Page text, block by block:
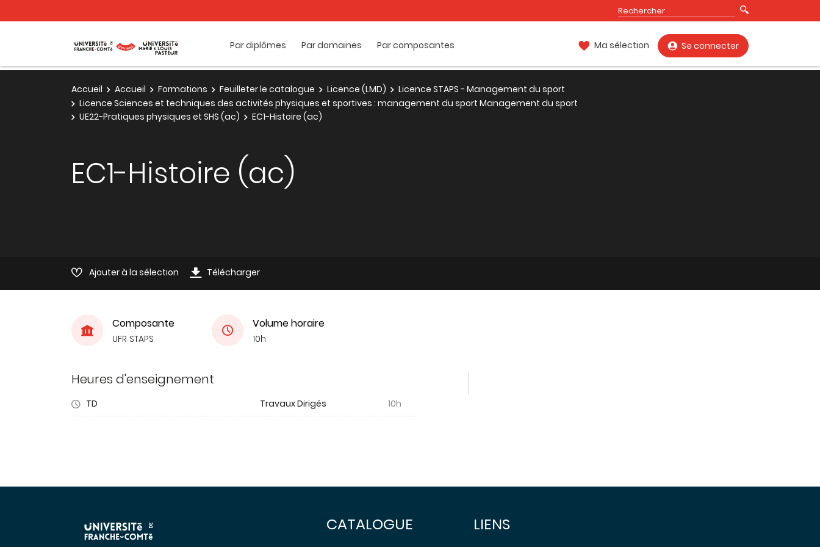
Par diplômes Par domaines Par composantes Ma sélection Se connecter
Accueil Accueil Formations Feuilleter le catalogue Licence (LMD)
Licence STAPS - Management du sport
Licence Sciences et techniques des activités physiques et sportives : management du sport Management du sport
UE22-Pratiques physiques et SHS (ac)
EC1-Histoire (ac)
EC1-Histoire (ac)
Ajouter à la sélection Télécharger
Composante
UFR STAPS
Volume horaire
10h
Heures d'enseignement
TD Travaux Dirigés 10h
CATALOGUE LIENS